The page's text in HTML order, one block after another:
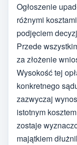
Ogłoszenie
różnymi
podjęciem
Przede
za złożenie
Wysokość tej
konkretnego
zazwyczaj
istotnym
zostaje
majątkiem